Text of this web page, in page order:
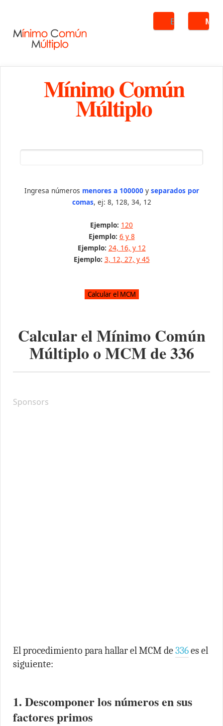
Buscar
Mínimo Común
Múltiplo
Ingresa números menores a 100000y separados por
comas, ej: 8, 128, 34, 12
Ejemplo: 120
Ejemplo: 6 y 8
Ejemplo: 24, 16, y 12
Ejemplo: 3, 12, 27, y 45
Calcular el Mínimo Común
Múltiplo o MCM de336
Sponsors
El procedimiento para hallar el MCM de336es el
siguiente:
1. Descomponer los números en sus
factores primos